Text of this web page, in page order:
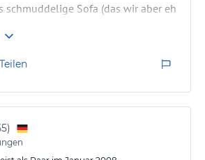
schmuddelige Sofa (das wir aber eh
waren ebenerdig und hatten
zur Verfügung. Personal sehr
stört gar nicht, eher
Schöner, sauberer Strand über
Keine Rezeption, deshalb muss
Abreise…
Teilen
)